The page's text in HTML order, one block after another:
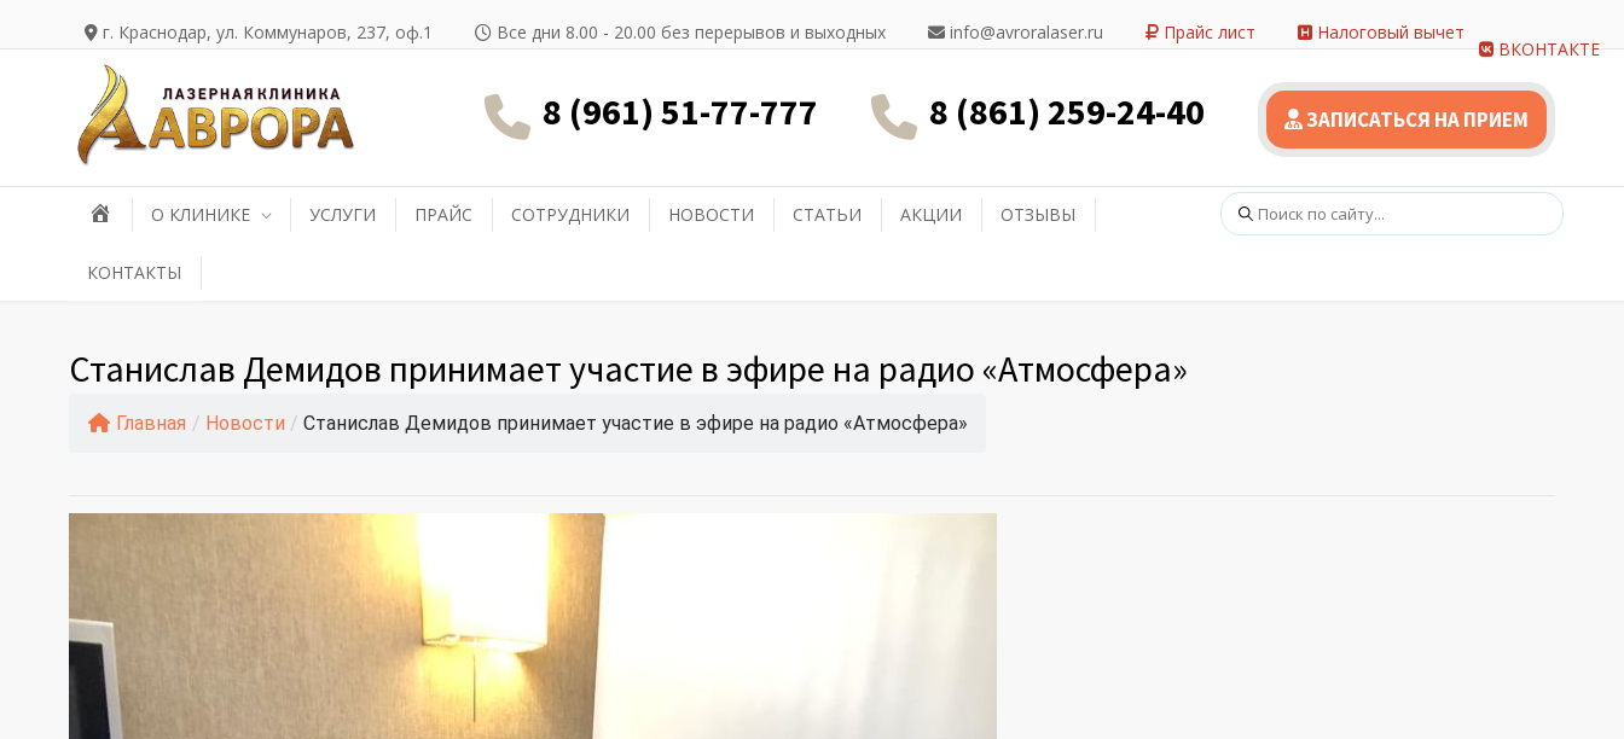
г. Краснодар, ул. Коммунаров, 237, оф.1 Все дни 8.00 - 20.00 без перерывов и выходных info@avroralaser.ru Прайс лист Налоговый вычет
ВКОНТАКТЕ
8 (961) 51-77-777 8 (861) 259-24-40 ЗАПИСАТЬСЯ НА ПРИЕМ
Поиск:
О КЛИНИКЕ УСЛУГИ ПРАЙС СОТРУДНИКИ НОВОСТИ СТАТЬИ АКЦИИ ОТЗЫВЫ
КОНТАКТЫ
Станислав Демидов принимает участие в эфире на радио «Атмосфера»
Главная / Новости / Станислав Демидов принимает участие в эфире на радио «Атмосфера»